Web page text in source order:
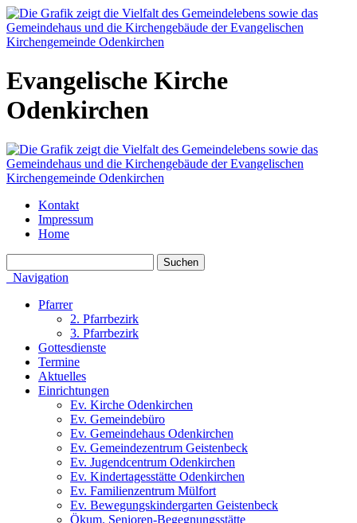
Evangelische Kirche
Odenkirchen
Kontakt
Impressum
Home
Navigation
Pfarrer
2. Pfarrbezirk
3. Pfarrbezirk
Gottesdienste
Termine
Aktuelles
Einrichtungen
Ev. Kirche Odenkirchen
Ev. Gemeindebüro
Ev. Gemeindehaus Odenkirchen
Ev. Gemeindezentrum Geistenbeck
Ev. Jugendcentrum Odenkirchen
Ev. Kindertagesstätte Odenkirchen
Ev. Familienzentrum Mülfort
Ev. Bewegungskindergarten Geistenbeck
Ökum. Senioren-Begegnungsstätte